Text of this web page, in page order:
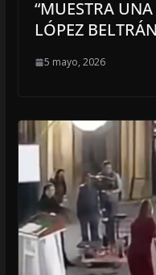
“MUESTRA
LÓPEZ
5 mayo, 2026